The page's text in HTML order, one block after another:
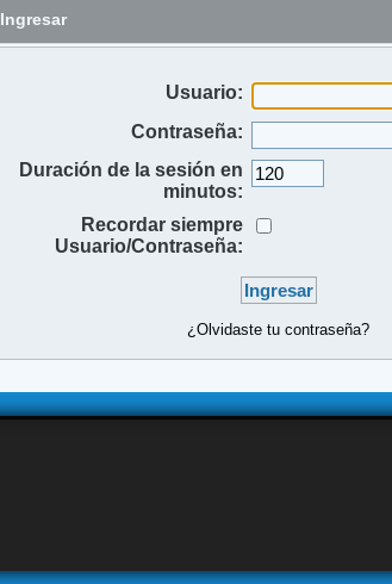
Ingresar
Usuario:
Contraseña:
Duración de la sesión en
minutos:
Recordar siempre
Usuario/Contraseña:
¿Olvidaste tu contraseña?